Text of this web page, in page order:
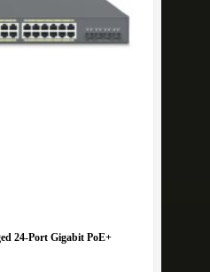
24-Port Gigabit PoE+